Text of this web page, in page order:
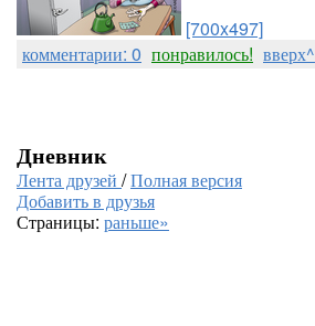
[700x497]
комментарии: 0 понравилось! вверх^
Дневник
Лента друзей /Полная версия
Добавить в друзья
Страницы: раньше»